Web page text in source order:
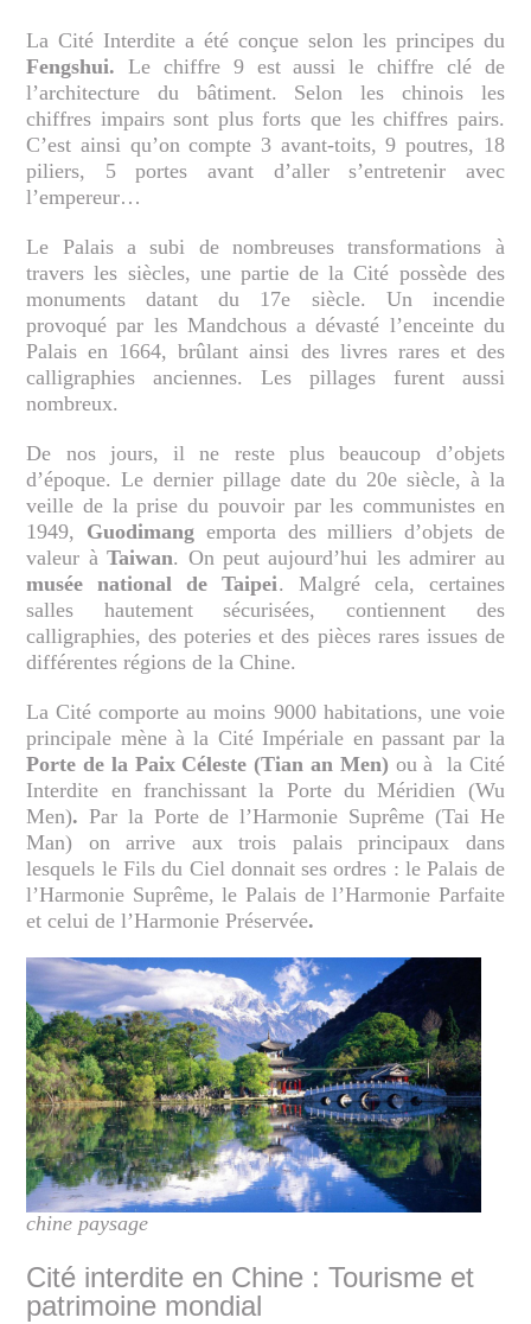
La Cité Interdite a été conçue selon les principes du
Fengshui.Le chiffre 9 est aussi le chiffre clé de
l’architecture du bâtiment. Selon les chinois les
chiffres impairs sont plus forts que les chiffres pairs.
C’est ainsi qu’on compte 3 avant-toits, 9 poutres, 18
piliers, 5 portes avant d’aller s’entretenir avec
l’empereur…
Le Palais a subi de nombreuses transformations à
travers les siècles, une partie de la Cité possède des
monuments datant du 17e siècle. Un incendie
provoqué par les Mandchous a dévasté l’enceinte du
Palais en 1664, brûlant ainsi des livres rares et des
calligraphies anciennes. Les pillages furent aussi
nombreux.
De nos jours, il ne reste plus beaucoup d’objets
d’époque. Le dernier pillage date du 20e siècle, à la
veille de la prise du pouvoir par les communistes en
1949, Guodimang emporta des milliers d’objets de
valeur àTaiwan. On peut aujourd’hui les admirer au
musée national de Taipei. Malgré cela, certaines
salles hautement sécurisées, contiennent des
calligraphies, des poteries et des pièces rares issues de
différentes régions de la Chine.
La Cité comporte au moins 9000 habitations, une voie
principale mène à la Cité Impériale en passant par la
Porte de la Paix Céleste (Tian an Men) ou à la Cité
Interdite en franchissant la Porte du Méridien (Wu
Men). Par la Porte de l’Harmonie Suprême (Tai He
Man) on arrive aux trois palais principaux dans
lesquels le Fils du Ciel donnait ses ordres : le Palais de
l’Harmonie Suprême, le Palais de l’Harmonie Parfaite
et celui de l’Harmonie Préservée.
chine paysage
Cité interdite en Chine : Tourisme et
patrimoine mondial